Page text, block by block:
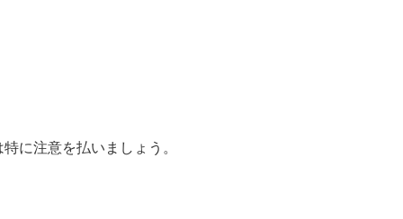
に注意を払いましょう。